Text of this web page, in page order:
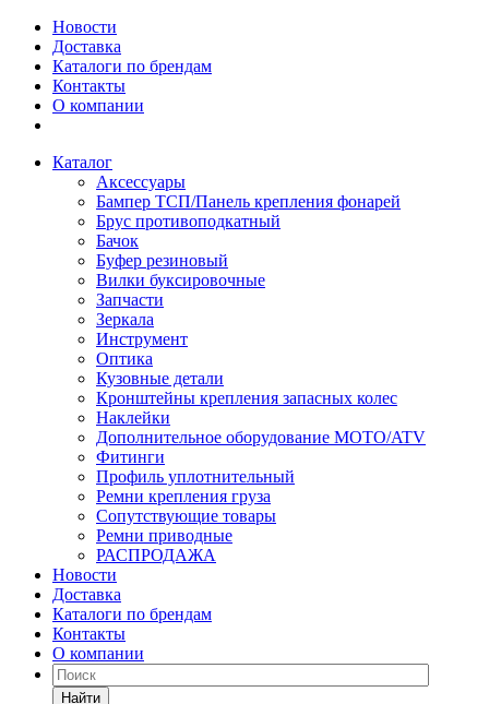
Новости
Доставка
Каталоги по брендам
Контакты
О компании
Каталог
Аксессуары
Бампер ТСП/Панель крепления фонарей
Брус противоподкатный
Бачок
Буфер резиновый
Вилки буксировочные
Запчасти
Зеркала
Инструмент
Оптика
Кузовные детали
Кронштейны крепления запасных колес
Наклейки
Дополнительное оборудование MOTO/ATV
Фитинги
Профиль уплотнительный
Ремни крепления груза
Сопутствующие товары
Ремни приводные
РАСПРОДАЖА
Новости
Доставка
Каталоги по брендам
Контакты
О компании
Найти